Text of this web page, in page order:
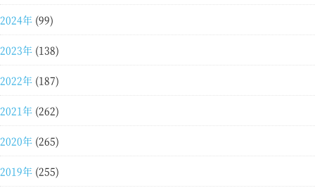
2024年 (99)
2023年 (138)
2022年 (187)
2021年 (262)
2020年 (265)
2019年 (255)